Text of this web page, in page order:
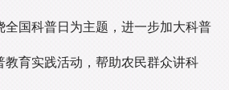
全国科普日为主题，进一步加大科普
教育实践活动，帮助农民群众讲科